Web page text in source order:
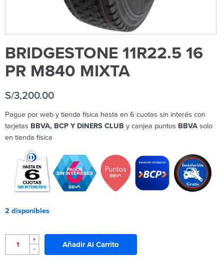
BRIDGESTONE 11R22.5 16
PR M840 MIXTA
S/3,200.00
Pague por web y tienda física hasta en 6 cuotas sin interés con
tarjetas BBVA, BCP Y DINERS CLUB y canjea puntos BBVA solo
en tienda física
2 disponibles
+
-
Añadir Al Carrito